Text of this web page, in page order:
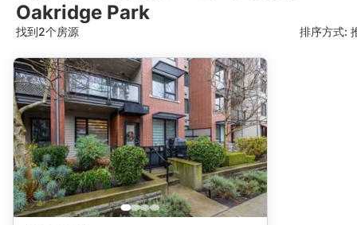
Oakridge Park
找到2个房源 排序方式:
推荐
日期: 最新日期在前
日期: 过往日期在前
价格 - $$$ 到 $
价格 - $ 到 $$$